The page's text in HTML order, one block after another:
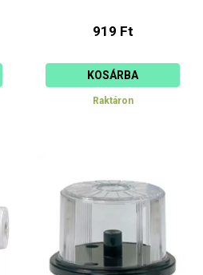
919 Ft
KOSÁRBA
Raktáron